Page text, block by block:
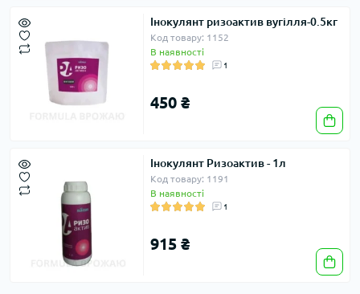
Інокулянт ризоактив вугілля-0.5кг
Код товару: 1152
В наявності
1
450 ₴
Інокулянт Ризоактив - 1л
Код товару: 1191
В наявності
1
915 ₴